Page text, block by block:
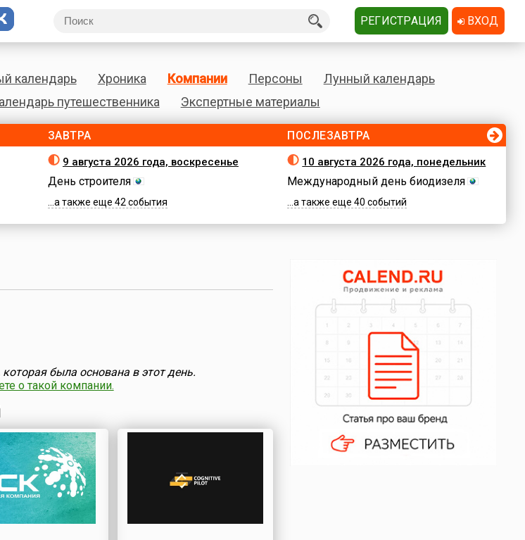
календарь Хроника Компании Персоны
Лунный календарь
путешественника Экспертные материалы
ЗАВТРА
9 августа 2026 года, воскресенье
День строителя
...а также еще 42 события
ПОСЛЕЗАВТРА
10 августа 2026 года, понедельник
Международный день биодизеля
...а также еще 40 событий
была основана в этот день.
о такой компании.
РЕГИСТРАЦИЯ ВХОД